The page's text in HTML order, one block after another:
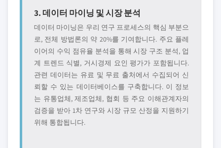
3. 데이터 마이닝 및 시장 분석
데이터 마이닝은 우리 연구 프로세스의 핵심 부분으
로, 전체 방법론의 약 20%를 기여합니다. 주요 플레
이어의 수익 점유율 분석을 통해 시장 구조 분석, 업
계 트렌드 식별, 거시경제 요인 평가가 포함됩니다.
관련 데이터는 유료 및 무료 출처에서 수집되어 신
뢰할 수 있는 데이터베이스를 구축합니다. 이 정보
는 유통업체, 제조업체, 협회 등 주요 이해관계자의
검증을 받아 1차 연구와 시장 규모 산정을 지원하기
위해 통합됩니다.